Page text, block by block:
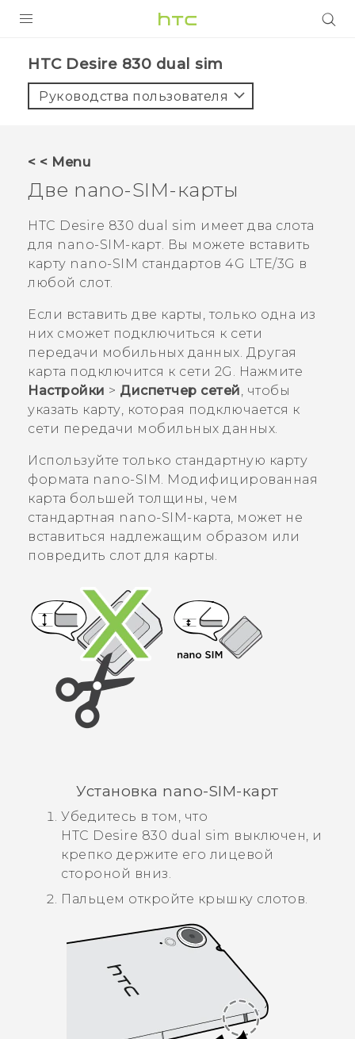
5G
ПОДДЕРЖКА
HTC Desire 830 dual sim‎
Руководства пользователя
< < Menu
Две nano-SIM-карты
HTC Desire 830 dual sim имеет два слота
для nano-SIM -карт. Вы можете вставить
карту nano-SIM стандартов 4G LTE/3G в
любой слот.
Если вставить две карты, только одна из
них сможет подключиться к сети
передачи мобильных данных. Другая
карта подключится к сети 2G. Нажмите
Настройки > Диспетчер сетей, чтобы
указать карту, которая подключается к
сети передачи мобильных данных.
Используйте только стандартную карту
формата nano-SIM . Модифицированная
карта большей толщины, чем
стандартная nano-SIM -карта, может не
вставиться надлежащим образом или
повредить слот для карты.
Установка nano-SIM-карт
Убедитесь в том, что
HTC Desire 830 dual sim выключен, и
крепко держите его лицевой
стороной вниз.
Пальцем откройте крышку слотов.